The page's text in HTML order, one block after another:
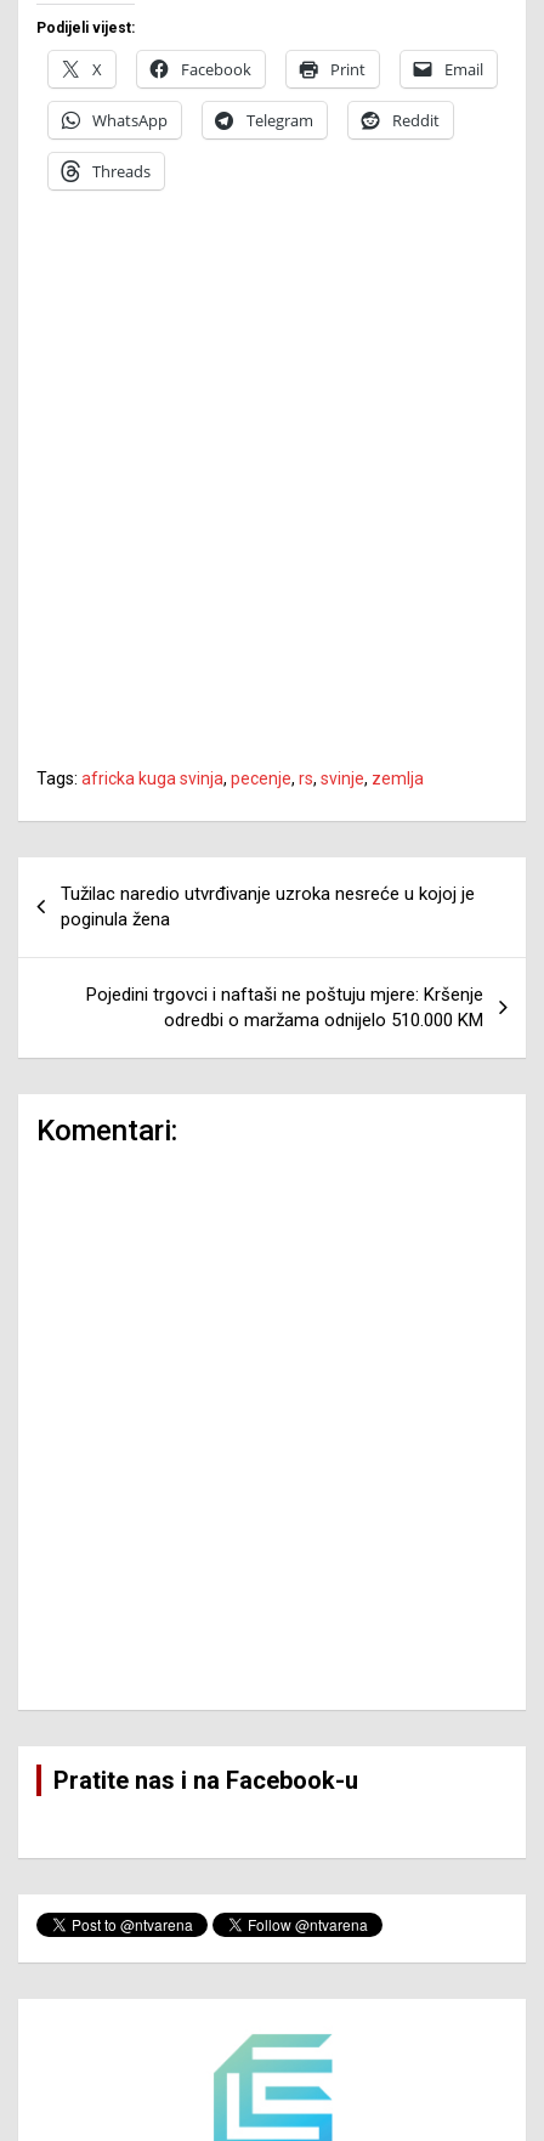
Podijeli vijest:
X Facebook Print Email
WhatsApp Telegram Reddit
Threads
Tags: africka kuga svinja, pecenje, rs, svinje, zemlja
članaka
Tužilac naredio utvrđivanje uzroka nesreće u kojoj je
poginula žena
Pojedini trgovci i naftaši ne poštuju mjere: Kršenje
odredbi o maržama odnijelo 510.000 KM
Komentari:
Pratite nas i na Facebook-u